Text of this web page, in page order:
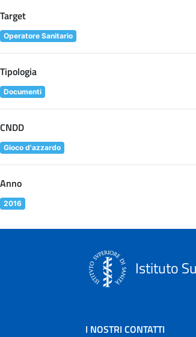
Target
Operatore Sanitario
Tipologia
Documenti
CNDD
Gioco d'azzardo
Anno
2016
Istituto
I NOSTRI CONTATTI